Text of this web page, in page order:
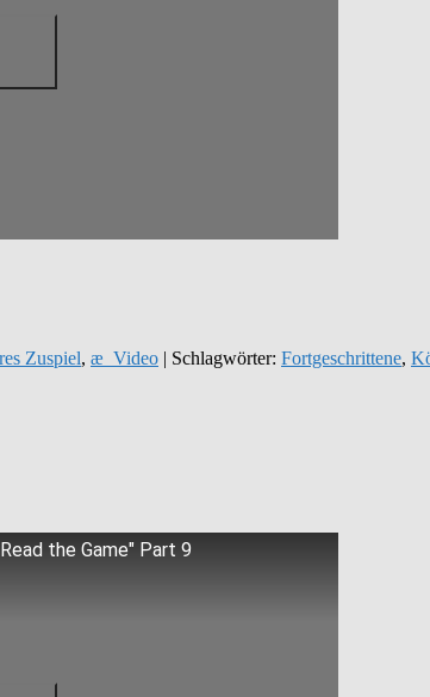
Zuspiel, æ_Video | Schlagwörter: Fortgeschrittene,
the Game" Part 9